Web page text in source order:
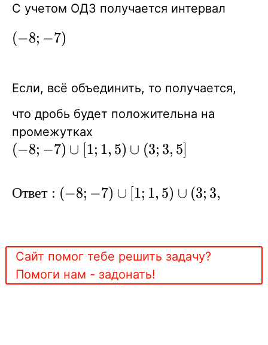
С учетом ОДЗ получается интервал
(-8;-7)
(−8; −7)
Если, всё объединить, то получается,
что дробь будет положительна на
промежутках
(-8;-7)\cup[1;1,5)\cup(3;3,5]
(−8; −7) ∪ [1; 1, 5) ∪ (3; 3, 5]
Ответ:
Ответ : (−8; −7) ∪ 1; 1, 5) ∪ (3; 3,
Сайт помог тебе решить задачу?
Помоги нам - задонать!